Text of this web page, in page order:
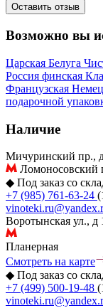
Оставить отзыв
Возможно вы
Царская Белуга
Россия финская
Французская
подарочной
Наличие
Мичуринский пр.,
Ломоносовский
◆ Под заказ со
+7 (985) 761-63-24
Воротынская ул., д
Планерная
Смотреть на карте
◆ Под заказ со
+7 (499) 500-19-48